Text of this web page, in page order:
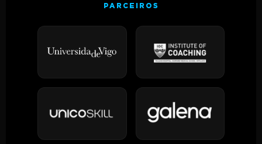
PARCEIROS